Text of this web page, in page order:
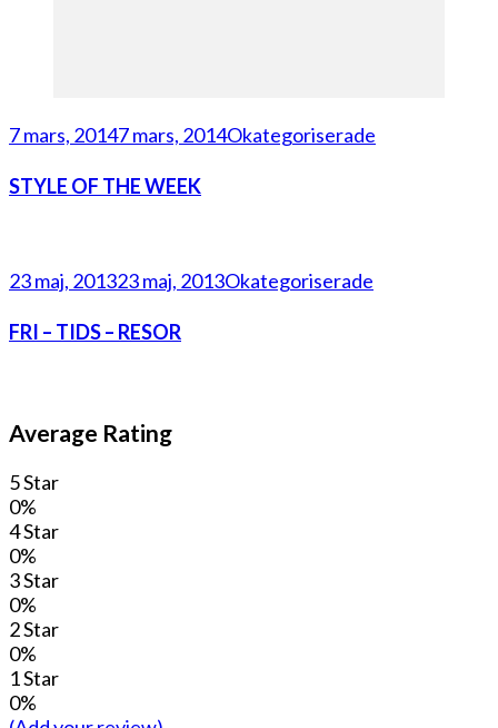
7 mars, 20147 mars, 2014Okategoriserade
STYLE OF THE WEEK
23 maj, 201323 maj, 2013Okategoriserade
FRI – TIDS – RESOR
Average Rating
5 Star
0%
4 Star
0%
3 Star
0%
2 Star
0%
1 Star
0%